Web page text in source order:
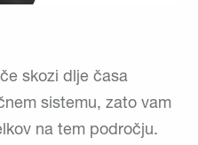
skozi dlje časa
sistemu, zato vam
na tem področju.